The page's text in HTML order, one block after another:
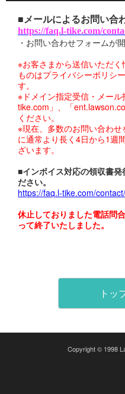
■メールによるお問い合
https://faq.l-tike.com/
・お問い合わせフォームが
※お客さまから送信いただ
ものはプライバシーポリシ
す。
※ドメイン指定受信・メー
tike.com」、「
ください。
※現在、多数のお問い合わ
に通常より長く4日から1週
ざいます。
■インボイス対応の領収書
ださい。
https://faq.l-tike.com/
休止しておりました電話問
って終了いたしました。
トッ
Copyright © 1998